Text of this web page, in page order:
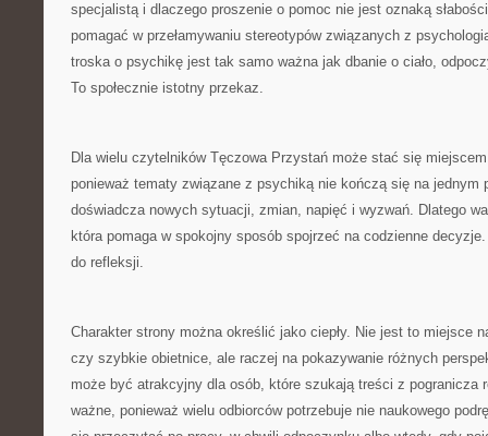
specjalistą i dlaczego proszenie o pomoc nie jest oznaką
pomagać w przełamywaniu stereotypów związanych z
troska o psychikę jest tak samo ważna jak dbanie o ciało,
To społecznie istotny przekaz.
Dla wielu czytelników Tęczowa Przystań może stać się
ponieważ tematy związane z psychiką nie kończą się na jednym
doświadcza nowych sytuacji, zmian, napięć i wyzwań. Dlatego
która pomaga w spokojny sposób spojrzeć na codzienne
do refleksji.
Charakter strony można określić jako ciepły. Nie jest to miejsce
czy szybkie obietnice, ale raczej na pokazywanie różnych
może być atrakcyjny dla osób, które szukają treści z pogranicza
ważne, ponieważ wielu odbiorców potrzebuje nie naukowego